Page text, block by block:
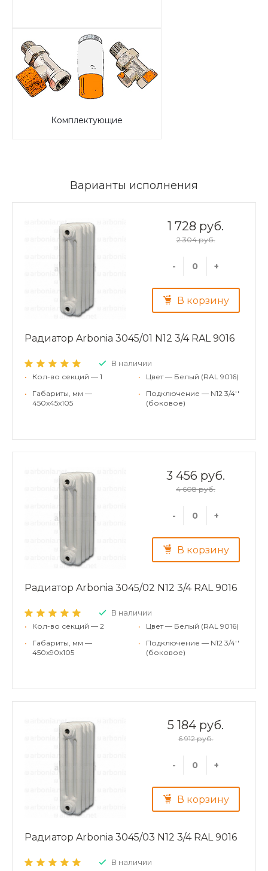
Комплектующие
Варианты исполнения
1 728 руб.
2 304 руб.
- +
В корзину
Радиатор Arbonia 3045/01 N12 3/4 RAL 9016
В наличии
•
Кол-во секций — 1
•
Габариты, мм —
450x45x105
•
Цвет — Белый (RAL 9016)
•
Подключение — N12 3/4''
(боковое)
3 456 руб.
4 608 руб.
- +
В корзину
Радиатор Arbonia 3045/02 N12 3/4 RAL 9016
В наличии
•
Кол-во секций — 2
•
Габариты, мм —
450x90x105
•
Цвет — Белый (RAL 9016)
•
Подключение — N12 3/4''
(боковое)
5 184 руб.
6 912 руб.
- +
В корзину
Радиатор Arbonia 3045/03 N12 3/4 RAL 9016
В наличии